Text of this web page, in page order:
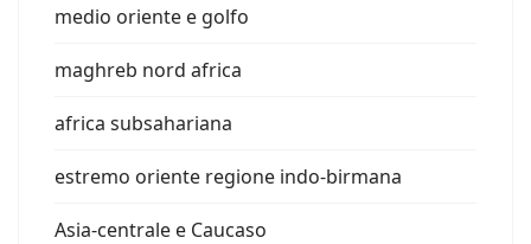
medio oriente e golfo
maghreb nord africa
africa subsahariana
estremo oriente regione indo-birmana
Asia-centrale e Caucaso